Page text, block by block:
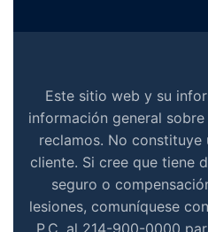
Este sitio web y su
información general
reclamos. No
cliente. Si cree que tiene
seguro o
lesiones, comuníquese
P.C. al 214-900-0000